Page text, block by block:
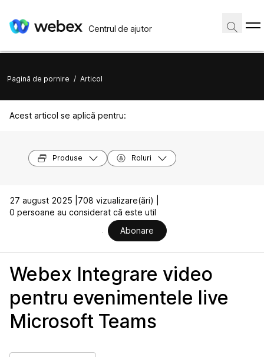
Centrul de ajutor
Pagină de pornire / Articol
Acest articol se aplică pentru:
Produse Roluri
27 august 2025 | 708 vizualizare(ări) |
0 persoane au considerat că este util
Abonare
Webex Integrare video
pentru evenimentele live
Microsoft Teams